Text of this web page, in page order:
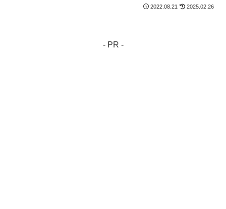
2022.08.21 2025.02.26
- PR -